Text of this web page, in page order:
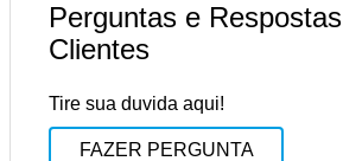
Perguntas e
Clientes
Tire sua duvida aqui!
FAZER PERGUNTA